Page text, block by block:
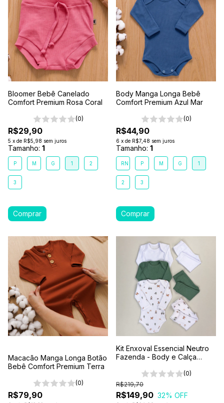
Bloomer Bebê Canelado
Comfort Premium Rosa Coral
(0)
R$29,90
5 x de R$5,98 sem juros
Tamanho: 1
P M G 1 2
3
Body Manga Longa Bebê
Comfort Premium Azul Mar
(0)
R$44,90
6 x de R$7,48 sem juros
Tamanho: 1
RN P M G 1
2 3
Macacão Manga Longa Botão
Bebê Comfort Premium Terra
(0)
R$79,90
Kit Enxoval Essencial Neutro
Fazenda - Body e Calça
Premium
(0)
R$149,90
R$219,70
32% OFF